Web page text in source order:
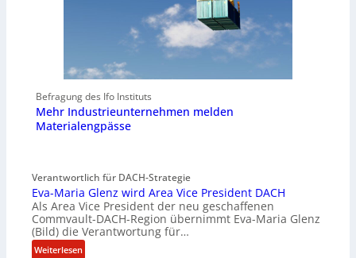
Befragung des Ifo Instituts
Mehr Industrieunternehmen melden
Materialengpässe
Verantwortlich für DACH-Strategie
Eva-Maria Glenz wird Area Vice President DACH
Als Area Vice President der neu geschaffenen
Commvault-DACH-Region übernimmt Eva-Maria Glenz
(Bild) die Verantwortung für…
Weiterlesen: